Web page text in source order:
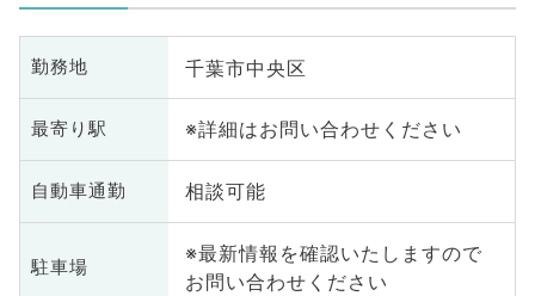
勤務地 千葉市中央区
最寄り駅 ※詳細はお問い合わせください
自動車通勤 相談可能
駐車場
※最新情報を確認いたしますので
お問い合わせください